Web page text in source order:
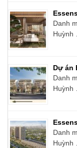
Danh
Huỳnh
Dự án
Danh
Huỳnh
Danh
Huỳnh